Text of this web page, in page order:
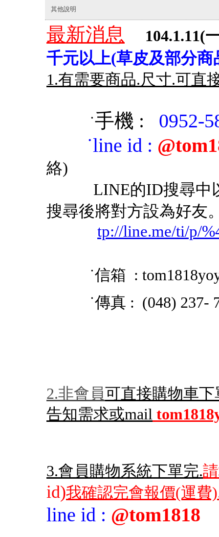
其他說明
最新消息 104.1.11(
千元以上(草皮及部分商
1.有需要商品.尺寸.可直
˙手機 :
0952-
˙line id :
絡)
LINE的ID搜尋中以
搜尋後將對方設為好友
tp://line.me/ti/p/
˙信箱 :
˙傳真 : (048) 237-
2.非會員可直接購物車
告知需求或mail
3.會員購物系統下單完.
id)我確認完會報價(運費
line id : @tom1818